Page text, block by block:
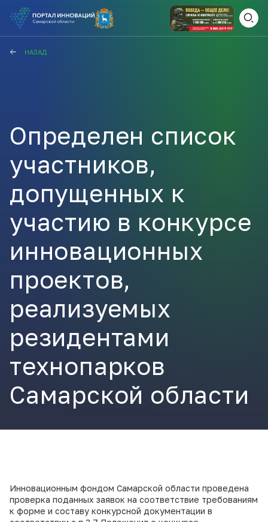
НАЗАД
Определен список
участников,
допущенных к
участию в конкурсе
инновационных
проектов,
реализуемых
резидентами
технопарков
Самарской области
Инновационным фондом Самарской области проведена
проверка поданных заявок на соответствие требованиям
к форме и составу конкурсной документации в
Анонсы публикаций
ЗАКРЫТЬ
ВАМ СЮДА
ПОЛЕЗНЫЕ СТАТЬИ И
НОВОСТИ
КАЖДЫЙ ДЕНЬ
ПОДПИСЫВАЙТЕСЬ
Телеграм
ВКонтакте